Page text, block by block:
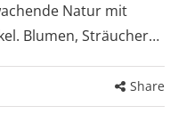
Natur mit
Blumen, Sträucher…
Share